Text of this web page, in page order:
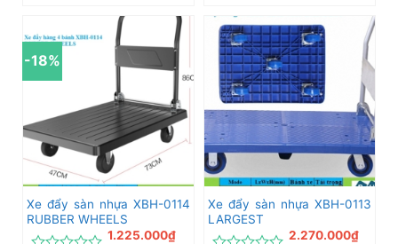
hạng
0
5
sao
xếp
hạng
5
sao
-18%
Xe đẩy sàn nhựa XBH-0114
RUBBER WHEELS
1.225.000₫
Xe đẩy sàn nhựa XBH-0113
LARGEST
2.270.000₫